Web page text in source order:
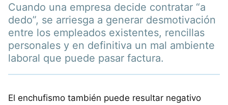
Cuando una empresa decide contratar “a
dedo”, se arriesga a generar desmotivación
entre los empleados existentes, rencillas
personales y en definitiva un mal ambiente
laboral que puede pasar factura.
El enchufismo también puede resultar negativo